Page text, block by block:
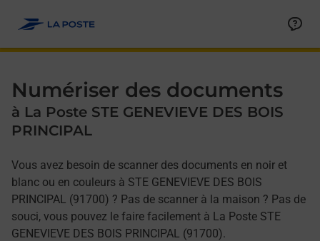
Numériser des documents
à La Poste STE GENEVIEVE DES BOIS
PRINCIPAL
Vous avez besoin de scanner des documents en noir et
blanc ou en couleurs à STE GENEVIEVE DES BOIS
PRINCIPAL (91700) ? Pas de scanner à la maison ? Pas de
souci, vous pouvez le faire facilement à La Poste STE
GENEVIEVE DES BOIS PRINCIPAL (91700).